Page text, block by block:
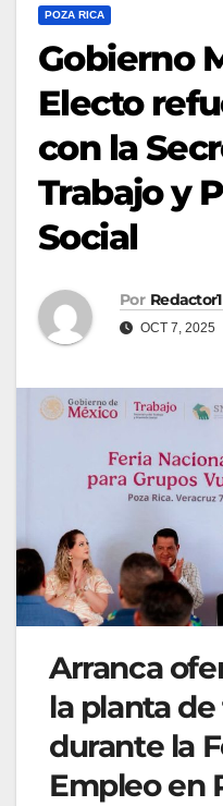
POZA RICA
Gobierno
Electo
con la
Trabajo y
Social
Por Redactor1
OCT 7, 2025
Arranca
la planta
durante la
Empleo en